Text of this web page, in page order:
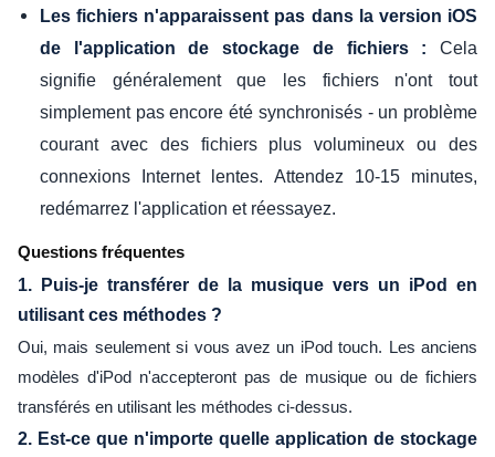
Les fichiers n'apparaissent pas dans la version iOS
de l'application de stockage de fichiers :
Cela
signifie généralement que les fichiers n'ont tout
simplement pas encore été synchronisés - un problème
courant avec des fichiers plus volumineux ou des
connexions Internet lentes. Attendez 10-15 minutes,
redémarrez l'application et réessayez.
Questions fréquentes
1.
Puis-je transférer de la musique vers un iPod en
utilisant ces méthodes ?
Oui, mais seulement si vous avez un iPod touch. Les anciens
modèles d'iPod n'accepteront pas de musique ou de fichiers
transférés en utilisant les méthodes ci-dessus.
2. Est-ce que n'importe quelle application de stockage